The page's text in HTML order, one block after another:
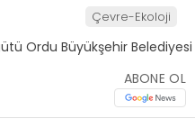
Çevre-Ekoloji
ABONE OL